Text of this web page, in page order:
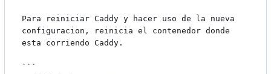
Para reiniciar Caddy y hacer uso de la nueva
configuracion, reinicia el contenedor donde
esta corriendo Caddy.
```